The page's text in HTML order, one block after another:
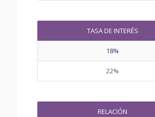
TASA DE INTERÉS
18%
22%
RELACIÓN